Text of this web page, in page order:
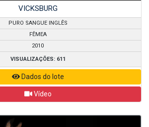
VICKSBURG
PURO SANGUE INGLÊS
FÊMEA
2010
VISUALIZAÇÕES: 611
Dados do lote
Vídeo